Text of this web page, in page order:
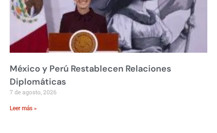
México y Perú Restablecen Relaciones
Diplomáticas
7 de agosto, 2026
Leer más »